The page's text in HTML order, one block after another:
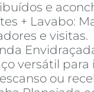
e
+ Lavabo:
e visitas.
versátil
ou